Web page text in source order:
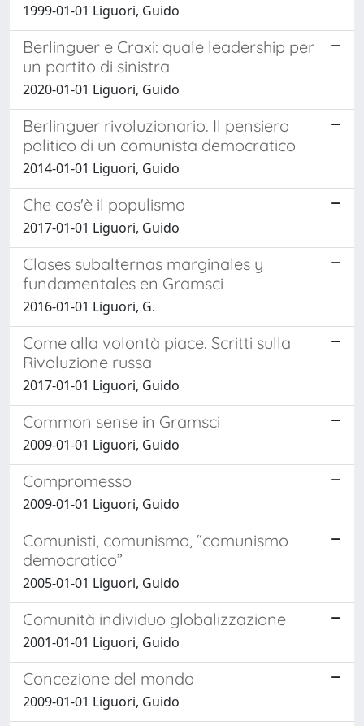
1999-01-01 Liguori, Guido
Berlinguer e Craxi: quale leadership per
un partito di sinistra
2020-01-01 Liguori, Guido
Berlinguer rivoluzionario. Il pensiero
politico di un comunista democratico
2014-01-01 Liguori, Guido
Che cos'è il populismo
2017-01-01 Liguori, Guido
Clases subalternas marginales y
fundamentales en Gramsci
2016-01-01 Liguori, G.
Come alla volontà piace. Scritti sulla
Rivoluzione russa
2017-01-01 Liguori, Guido
Common sense in Gramsci
2009-01-01 Liguori, Guido
Compromesso
2009-01-01 Liguori, Guido
Comunisti, comunismo, “comunismo
democratico”
2005-01-01 Liguori, Guido
Comunità individuo globalizzazione
2001-01-01 Liguori, Guido
Concezione del mondo
2009-01-01 Liguori, Guido